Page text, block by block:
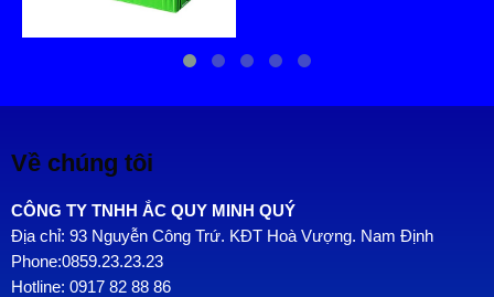
Về chúng tôi
CÔNG TY TNHH ẮC QUY MINH QUÝ
Địa chỉ: 93 Nguyễn Công Trứ. KĐT Hoà Vượng. Nam Định
Phone:0859.23.23.23
Hotline: 0917 82 88 86